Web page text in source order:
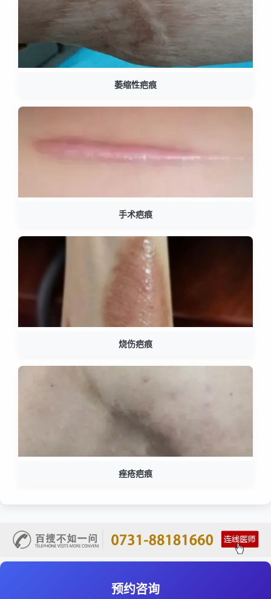
萎缩性疤痕
手术疤痕
烧伤疤痕
痤疮疤痕
预约咨询